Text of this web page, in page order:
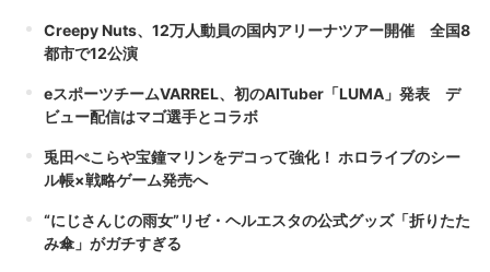
Creepy Nuts、12万人動員の国内アリーナツアー開催 全国8
都市で12公演
eスポーツチームVARREL、初のAITuber「LUMA」発表 デ
ビュー配信はマゴ選手とコラボ
兎田ぺこらや宝鐘マリンをデコって強化！ ホロライブのシー
ル帳×戦略ゲーム発売へ
“にじさんじの雨女”リゼ・ヘルエスタの公式グッズ「折りたた
み傘」がガチすぎる